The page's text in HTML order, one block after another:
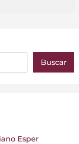
Buscar
Esper